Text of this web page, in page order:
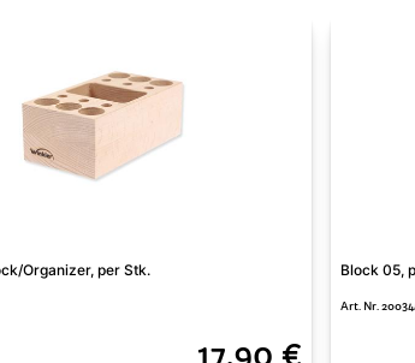
Organizer, per Stk. Block 05,
Art. Nr.